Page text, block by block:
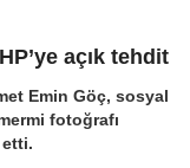
açık tehdit
Emin Göç, sosyal
fotoğrafı
etti.